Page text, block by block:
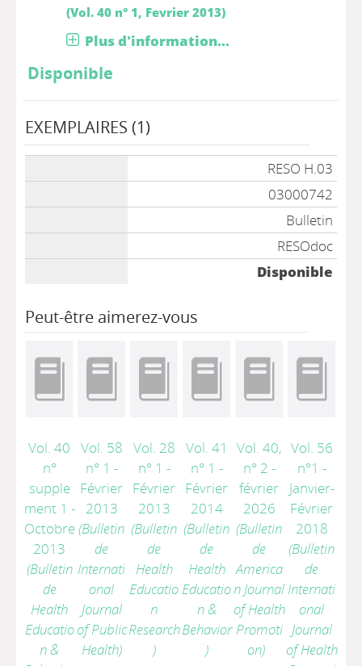
(Vol. 40 n° 1, Fevrier 2013)
Plus d'information...
Disponible
EXEMPLAIRES (1)
RESO H.03
03000742
Bulletin
RESOdoc
Disponible
Peut-être aimerez-vous
Vol. 40
n°
supple
ment 1 -
Octobre
2013
(Bulletin
de
Health
Educatio
n &
Vol. 58
n° 1 -
Février
2013
(Bulletin
de
Internati
onal
Journal
of Public
Health)
Vol. 28
n° 1 -
Février
2013
(Bulletin
de
Health
Educatio
n
Research
)
Vol. 41
n° 1 -
Février
2014
(Bulletin
de
Health
Educatio
n &
Behavior
)
Vol. 40,
n° 2 -
février
2026
(Bulletin
de
America
n Journal
of Health
Promoti
on)
Vol. 56
n°1 -
Janvier-
Février
2018
(Bulletin
de
Internati
onal
Journal
of Health